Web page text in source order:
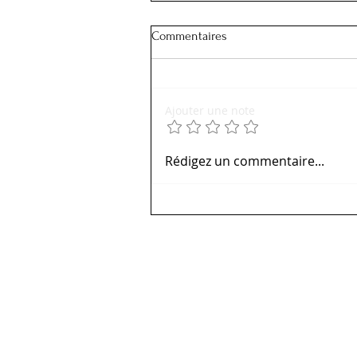
Commentaires
Rédigez un commentaire...